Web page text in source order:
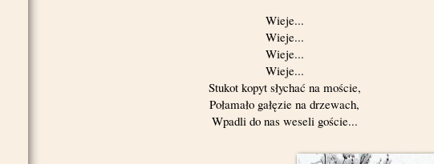
Wieje...
Wieje...
Wieje...
Wieje...
Stukot kopyt słychać na moście,
Połamało gałęzie na drzewach,
Wpadli do nas weseli goście...